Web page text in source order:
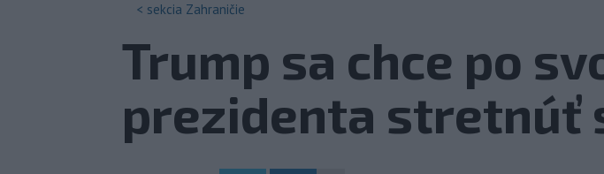
< sekcia Zahraničie
Trump sa chce po
prezidenta stretnúť